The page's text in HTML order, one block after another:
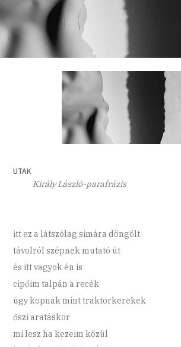
UTAK
Király László-parafrázis
itt ez a látszólag simára döngölt
távolról szépnek mutató út
és itt vagyok én is
cipőim talpán a recék
úgy kopnak mint traktorkerekek
őszi aratáskor
mi lesz ha kezeim közül